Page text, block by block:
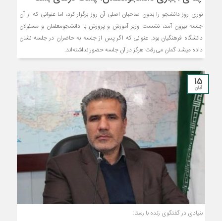
نوری روز دانشجو را بدون صاحبان اصلی آن روز برگزار کرد، اما عنوانی که از آن
جلسه بیرون آمد، نشست وزیر آموزش و پرورش با دانشجومعلمان و مسئولان
دانشگاه فرهنگیان بود. عنوانی که اگر پس از جلسه به حاضران در جلسه نشان
داده میشد گمان می‌رفت هرگز در آن جلسه‌ حضور نداشته‌اند.
15
آبان
بنیادی در گفتگوی زنده با رستا: